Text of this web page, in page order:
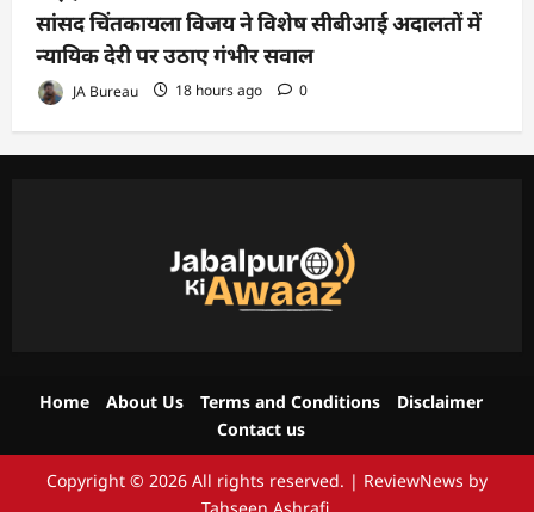
सांसद चिंतकायला विजय ने विशेष सीबीआई अदालतों में
न्यायिक देरी पर उठाए गंभीर सवाल
JA Bureau 18 hours ago 0
Home About Us Terms and Conditions
Disclaimer
Contact us
Copyright © 2026 All rights reserved. | ReviewNews by
Tahseen Ashrafi.